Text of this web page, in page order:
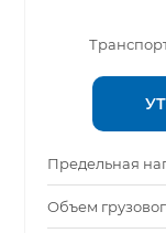
Предельная
Объем